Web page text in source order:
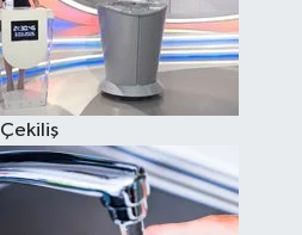
Çekiliş